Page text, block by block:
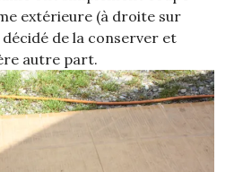
extérieure (à droite sur
de la conserver et
autre part.